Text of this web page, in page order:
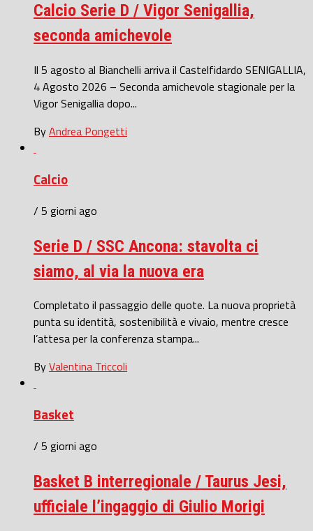
Calcio Serie D / Vigor Senigallia,
seconda amichevole
Il 5 agosto al Bianchelli arriva il Castelfidardo SENIGALLIA,
4 Agosto 2026 – Seconda amichevole stagionale per la
Vigor Senigallia dopo...
ByAndrea Pongetti
Calcio
/ 5 giorni ago
Serie D / SSC Ancona: stavolta ci
siamo, al via la nuova era
Completato il passaggio delle quote. La nuova proprietà
punta su identità, sostenibilità e vivaio, mentre cresce
l’attesa per la conferenza stampa...
ByValentina Triccoli
Basket
/ 5 giorni ago
Basket B interregionale / Taurus Jesi,
ufficiale l’ingaggio di Giulio Morigi